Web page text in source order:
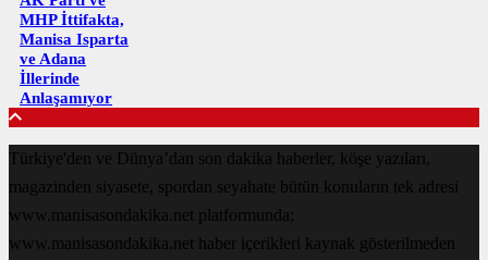
MHP İttifakta,
Manisa Isparta
ve Adana
İllerinde
Anlaşamıyor
Türkiye'den ve Dünya’dan son dakika haberler, köşe yazıları,
magazinden siyasete, spordan seyahate bütün konuların tek adresi
www.manisasondakika.net platformunda;
www.manisasondakika.net haber içerikleri kaynak gösterilmeden